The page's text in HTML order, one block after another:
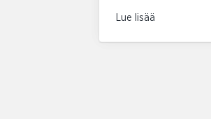
Lue lisää